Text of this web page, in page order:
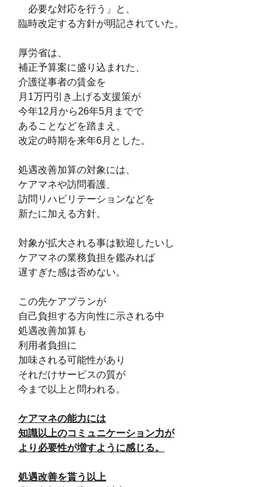
必要な対応を行う」と、
臨時改定する方針が明記されていた。
厚労省は、
補正予算案に盛り込まれた、
介護従事者の賃金を
月1万円引き上げる支援策が
今年12月から26年5月までで
あることなどを踏まえ、
改定の時期を来年6月とした。
処遇改善加算の対象には、
ケアマネや訪問看護、
訪問リハビリテーションなどを
新たに加える方針。
対象が拡大される事は歓迎したいし
ケアマネの業務負担を鑑みれば
遅すぎた感は否めない。
この先ケアプランが
自己負担する方向性に示される中
処遇改善加算も
利用者負担に
加味される可能性があり
それだけサービスの質が
今まで以上と問われる。
ケアマネの能力には
知識以上のコミュニケーション力が
より必要性が増すように感じる。
処遇改善を貰う以上